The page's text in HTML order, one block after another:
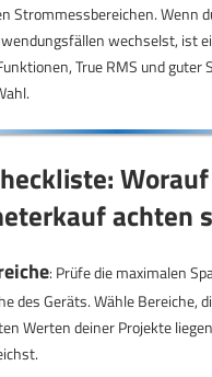
Strommessbereichen. Wenn
wechselst, ist
True RMS und guter
achten
: Prüfe die maximalen
des Geräts. Wähle Bereiche,
Werten deiner Projekte